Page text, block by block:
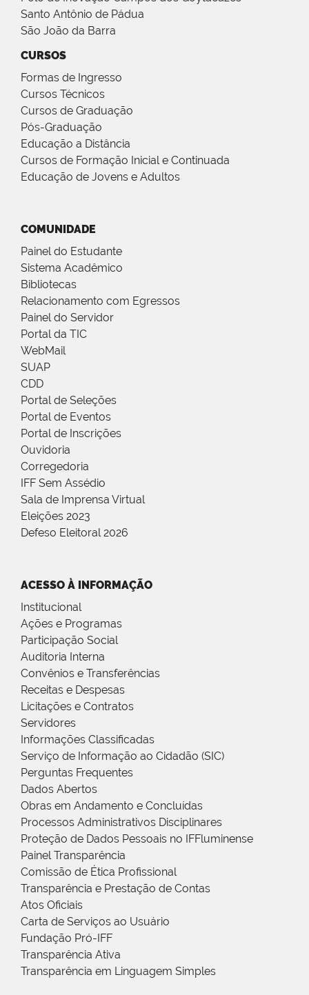
Santo Antônio de Pádua
São João da Barra
CURSOS
Formas de Ingresso
Cursos Técnicos
Cursos de Graduação
Pós-Graduação
Educação a Distância
Cursos de Formação Inicial e Continuada
Educação de Jovens e Adultos
COMUNIDADE
Painel do Estudante
Sistema Acadêmico
Bibliotecas
Relacionamento com Egressos
Painel do Servidor
Portal da TIC
WebMail
SUAP
CDD
Portal de Seleções
Portal de Eventos
Portal de Inscrições
Ouvidoria
Corregedoria
IFF Sem Assédio
Sala de Imprensa Virtual
Eleições 2023
Defeso Eleitoral 2026
ACESSO À INFORMAÇÃO
Institucional
Ações e Programas
Participação Social
Auditoria Interna
Convênios e Transferências
Receitas e Despesas
Licitações e Contratos
Servidores
Informações Classificadas
Serviço de Informação ao Cidadão (SIC)
Perguntas Frequentes
Dados Abertos
Obras em Andamento e Concluídas
Processos Administrativos Disciplinares
Proteção de Dados Pessoais no IFFluminense
Painel Transparência
Comissão de Ética Profissional
Transparência e Prestação de Contas
Atos Oficiais
Carta de Serviços ao Usuário
Fundação Pró-IFF
Transparência Ativa
Transparência em Linguagem Simples